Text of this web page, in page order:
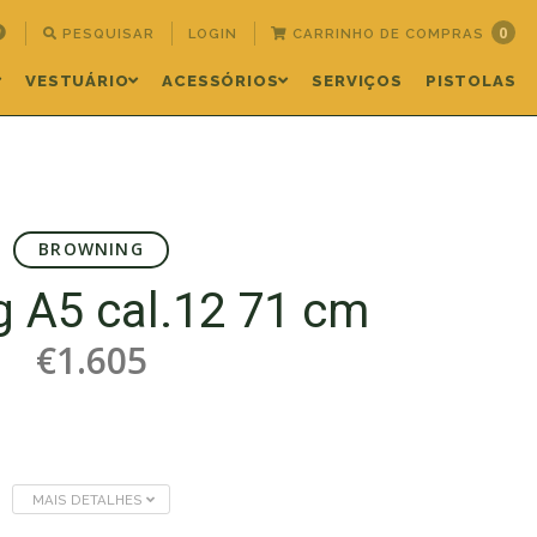
PESQUISAR LOGIN CARRINHO DE COMPRAS 0
VESTUÁRIO ACESSÓRIOS SERVIÇOS PISTOLAS
BROWNING
A5 cal.12 71 cm
€1.605
MAIS DETALHES